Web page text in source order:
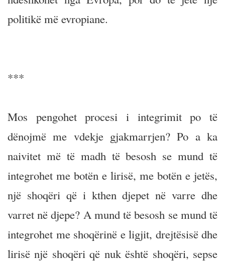
politikë më evropiane.
***
Mos pengohet procesi i integrimit po të
dënojmë me vdekje gjakmarrjen? Po a ka
naivitet më të madh të besosh se mund të
integrohet me botën e lirisë, me botën e jetës,
një shoqëri që i kthen djepet në varre dhe
varret në djepe? A mund të besosh se mund të
integrohet me shoqërinë e ligjit, drejtësisë dhe
lirisë një shoqëri që nuk është shoqëri, sepse